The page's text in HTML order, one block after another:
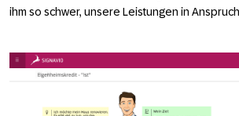
ihm so schwer, unsere Leistungen in